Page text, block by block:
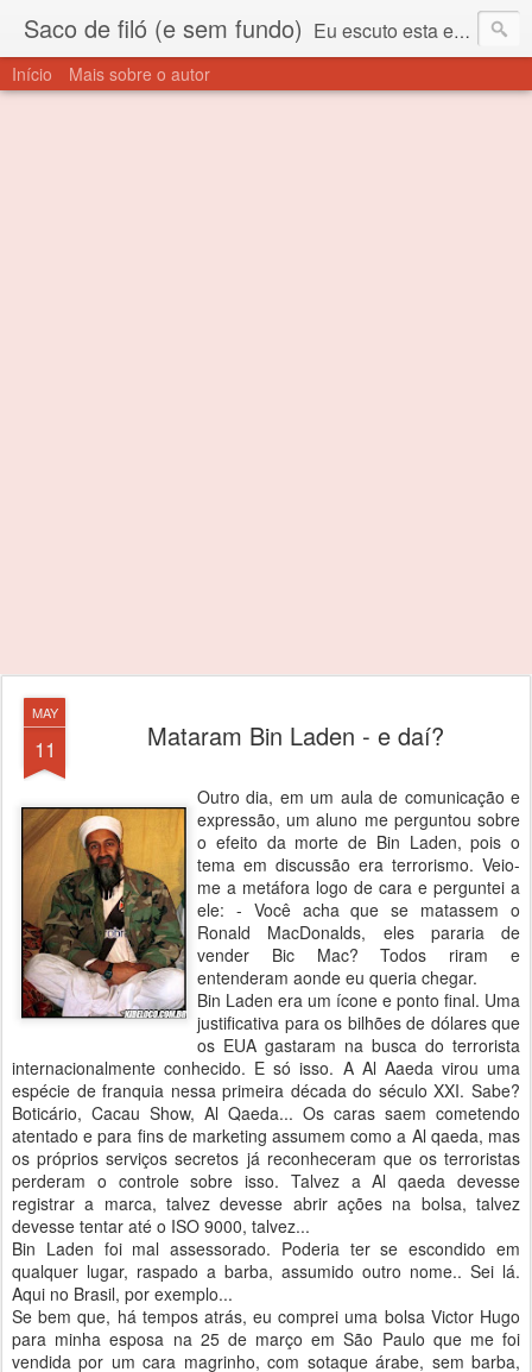
Saco de filó (e sem fundo) Eu escuto esta expressão "saco de filó" desde criança. Para quem não sabe, filó é um tecido todo furadinho e permite que um saco feito com ele, mesmo que muito exposto ao ar soprado para dentro, nunca vai se encher. Aí está o propósito deste nome... Para viver em sociedade tem que ter saco de filó.
Início Mais sobre o autor
MAY
11 Mataram Bin Laden - e daí?
Outro dia, em um aula de comunicação e
expressão, um aluno me perguntou sobre
o efeito da morte de Bin Laden, pois o
tema em discussão era terrorismo. Veio-
me a metáfora logo de cara e perguntei a
ele: - Você acha que se matassem o
Ronald MacDonalds, eles pararia de
vender Bic Mac? Todos riram e
entenderam aonde eu queria chegar.
Bin Laden era um ícone e ponto final. Uma
justificativa para os bilhões de dólares que
os EUA gastaram na busca do terrorista
internacionalmente conhecido. E só isso. A Al Aaeda virou uma
espécie de franquia nessa primeira década do século XXI. Sabe?
Boticário, Cacau Show, Al Qaeda... Os caras saem cometendo
atentado e para fins de marketing assumem como a Al qaeda, mas
os próprios serviços secretos já reconheceram que os terroristas
perderam o controle sobre isso. Talvez a Al qaeda devesse
registrar a marca, talvez devesse abrir ações na bolsa, talvez
devesse tentar até o ISO 9000, talvez...
Bin Laden foi mal assessorado. Poderia ter se escondido em
qualquer lugar, raspado a barba, assumido outro nome.. Sei lá.
Aqui no Brasil, por exemplo...
Se bem que, há tempos atrás, eu comprei uma bolsa Victor Hugo
para minha esposa na 25 de março em São Paulo que me foi
vendida por um cara magrinho, com sotaque árabe, sem barba,